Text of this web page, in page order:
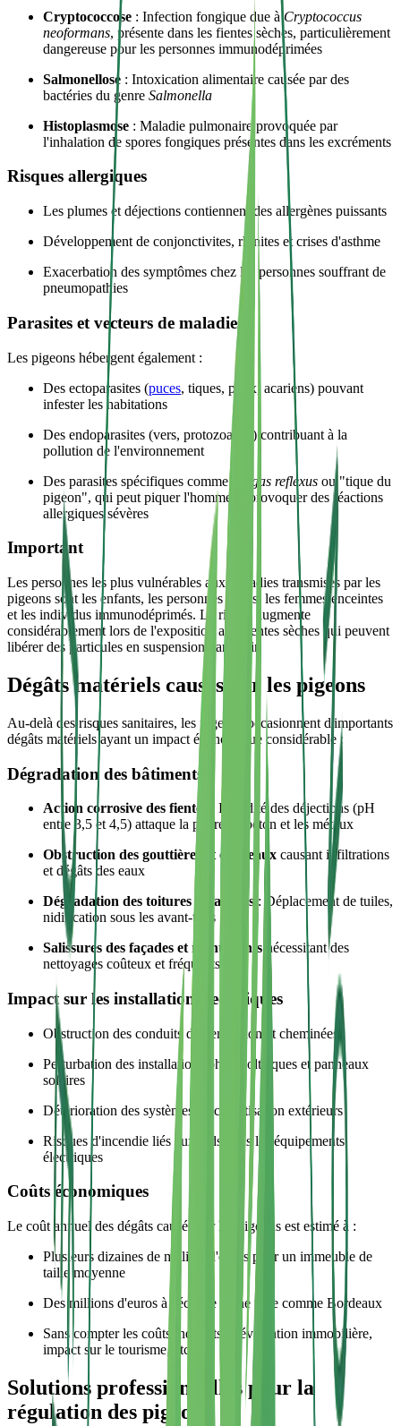
Cryptococcose : Infection fongique due àCryptococcus
neoformans, présente dans les fientes sèches, particulièrement
dangereuse pour les personnes immunodéprimées
Salmonellose : Intoxication alimentaire causée par des
bactéries du genre Salmonella
Histoplasmose : Maladie pulmonaire provoquée par
l'inhalation de spores fongiques présentes dans les excréments
Risques allergiques
Les plumes et déjections contiennent des allergènes puissants
Développement de conjonctivites, rhinites et crises d'asthme
Exacerbation des symptômes chez les personnes souffrant de
pneumopathies
Parasites et vecteurs de maladies
Les pigeons hébergent également :
Des ectoparasites (puces, tiques, poux, acariens) pouvant
infester les habitations
Des endoparasites (vers, protozoaires) contribuant à la
pollution de l'environnement
Des parasites spécifiques comme l'
Argas reflexus ou "tique du
pigeon", qui peut piquer l'homme et provoquer des réactions
allergiques sévères
Important
Les personnes les plus vulnérables aux maladies transmises par les
pigeons sont les enfants, les personnes âgées, les femmes enceintes
et les individus immunodéprimés. Le risque augmente
considérablement lors de l'exposition aux fientes sèches qui peuvent
libérer des particules en suspension dans l'air.
Dégâts matériels causés par les pigeons
Au-delà des risques sanitaires, les pigeons occasionnent d'importants
dégâts matériels ayant un impact économique considérable :
Dégradation des bâtiments
Action corrosive des fientes
: L'acidité des déjections (pH
entre 3,5 et 4,5) attaque la pierre, le béton et les métaux
Obstruction des gouttières et chéneaux causant infiltrations
et dégâts des eaux
Dégradation des toitures et façades : Déplacement de tuiles,
nidification sous les avant-toits
Salissures des façades et monuments nécessitant des
nettoyages coûteux et fréquents
Impact sur les installations techniques
Obstruction des conduits de ventilation et cheminées
Perturbation des installations photovoltaïques et panneaux
solaires
Détérioration des systèmes de climatisation extérieurs
Risques d'incendie liés aux nids dans les équipements
électriques
Coûts économiques
Le coût annuel des dégâts causés par les pigeons est estimé à :
Plusieurs dizaines de milliers d'euros pour un immeuble de
taille moyenne
Des millions d'euros à l'échelle d'une ville comme Bordeaux
Sans compter les coûts indirects : dévaluation immobilière,
impact sur le tourisme, etc.
Solutions professionnelles pour la
régulation des pigeons